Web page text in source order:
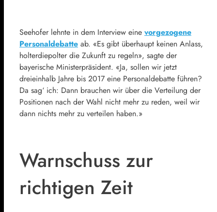
Seehofer lehnte in dem Interview eine vorgezogene
Personaldebatte ab. «Es gibt überhaupt keinen Anlass,
holterdiepolter die Zukunft zu regeln», sagte der
bayerische Ministerpräsident. «Ja, sollen wir jetzt
dreieinhalb Jahre bis 2017 eine Personaldebatte führen?
Da sag‘ ich: Dann brauchen wir über die Verteilung der
Positionen nach der Wahl nicht mehr zu reden, weil wir
dann nichts mehr zu verteilen haben.»
Warnschuss zur
richtigen Zeit